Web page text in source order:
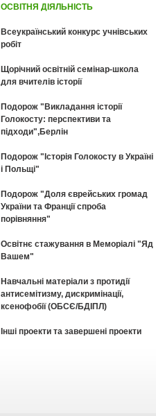
ОСВІТНЯ ДІЯЛЬНІСТЬ
Всеукраїнський конкурс учнівських
робіт
Щорічний освітній семінар-школа
для вчителів історії
Подорож "Викладання історії
Голокосту: перспективи та
підходи",Берлін
Подорож "Історія Голокосту в Україні
і Польщі"
Подорож "Доля єврейських громад
України та Франції спроба
порівняння"
Освітнє стажування в Меморіалі "Яд
Вашем"
Навчальні матеріали з протидії
антисемітизму, дискримінації,
ксенофобії (ОБСЄ/БДІПЛ)
Інші проекти та завершені проекти